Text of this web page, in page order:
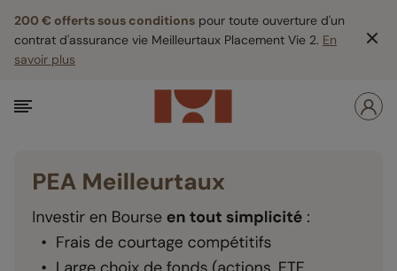
200 € offerts sous conditions pour toute ouverture d'un
contrat d'assurance vie Meilleurtaux Placement Vie 2. En
savoir plus